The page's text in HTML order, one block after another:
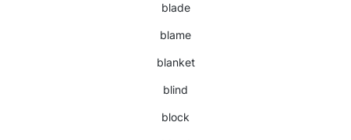
blade
blame
blanket
blind
block